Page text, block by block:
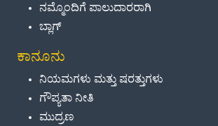
ನಮ್ಮೊಂದಿಗೆ ಪಾಲುದಾರರಾಗಿ
ಬ್ಲಾಗ್
ಕಾನೂನು
ನಿಯಮಗಳು ಮತ್ತು ಷರತ್ತುಗಳು
ಗೌಪ್ಯತಾ ನೀತಿ
ಮುದ್ರಣ